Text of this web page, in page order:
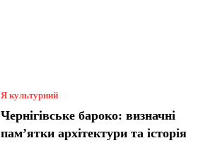
Я культурний
Чернігівське бароко: визначні
пам’ятки архітектури та історія